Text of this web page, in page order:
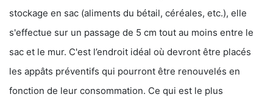
stockage en sac (aliments du bétail, céréales, etc.), elle
s'effectue sur un passage de 5 cm tout au moins entre le
sac et le mur. C'est l’endroit idéal où devront être placés
les appâts préventifs qui pourront être renouvelés en
fonction de leur consommation. Ce qui est le plus